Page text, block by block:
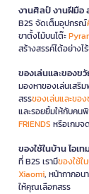
งานศิลป์ งานฝีมือ
B2S จัดเต็มอุปกรณ์
ขาตั้งไม้บนโต๊ะ
สร้างสรรค์ได้อย่างไ
ของเล่นและของ
มองหาของเล่นเสริ
สรรของเล่นและขอ
และรอยยิ้มให้กับคน
FRIENDS หรือเกมจ
ของใช้ในบ้าน ไอเ
ที่ B2S เรามีของใช้ใ
Xiaomi, หน้ากากอน
ให้คุณเลือกสรร